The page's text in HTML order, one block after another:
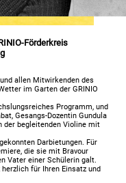
Förderkreis
allen Mitwirkenden des
im Garten der GRINIO
Programm, und
Gesangs-Dozentin Gundula
der begleitenden Violine mit
Darbietungen. Für
die sie mit Bravour
Vater einer Schülerin galt.
für Ihren Einsatz und